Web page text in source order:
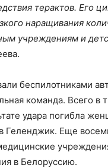
терактов. Его
наращивания
учреждениям и
беспилотниками
команда. Всего в
удара погибла
Геленджик. Еще
в Белоруссию.